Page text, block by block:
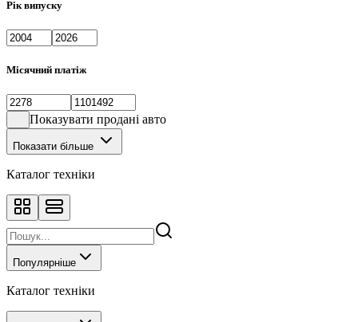
Рік випуску
Місячний платіж
Показувати продані авто
Показати більше
Каталог техніки
Популярніше
Каталог техніки